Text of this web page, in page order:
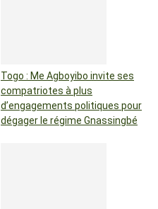
Togo : Me Agboyibo invite ses
compatriotes à plus
d’engagements politiques pour
dégager le régime Gnassingbé